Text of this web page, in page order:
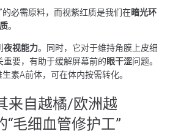
的必需原料，而视紫红质是我们在暗光环
。
夜视能力。同时，它对于维持角膜上皮细
重要，有助于缓解屏幕前的眼干涩问题。
素A前体，可在体内按需转化。
来自越橘/欧洲越
毛细血管修护工”